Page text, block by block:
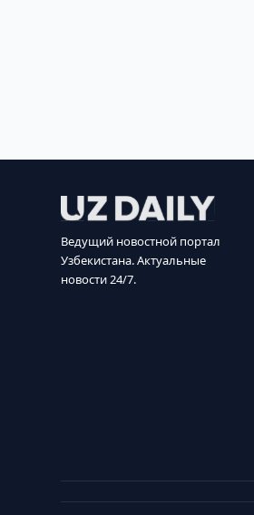
Ведущий новостной портал
Узбекистана. Актуальные
новости 24/7.